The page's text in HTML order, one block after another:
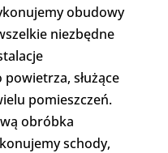
obudowy
niezbędne
służące
pomieszczeń.
obróbka
schody,